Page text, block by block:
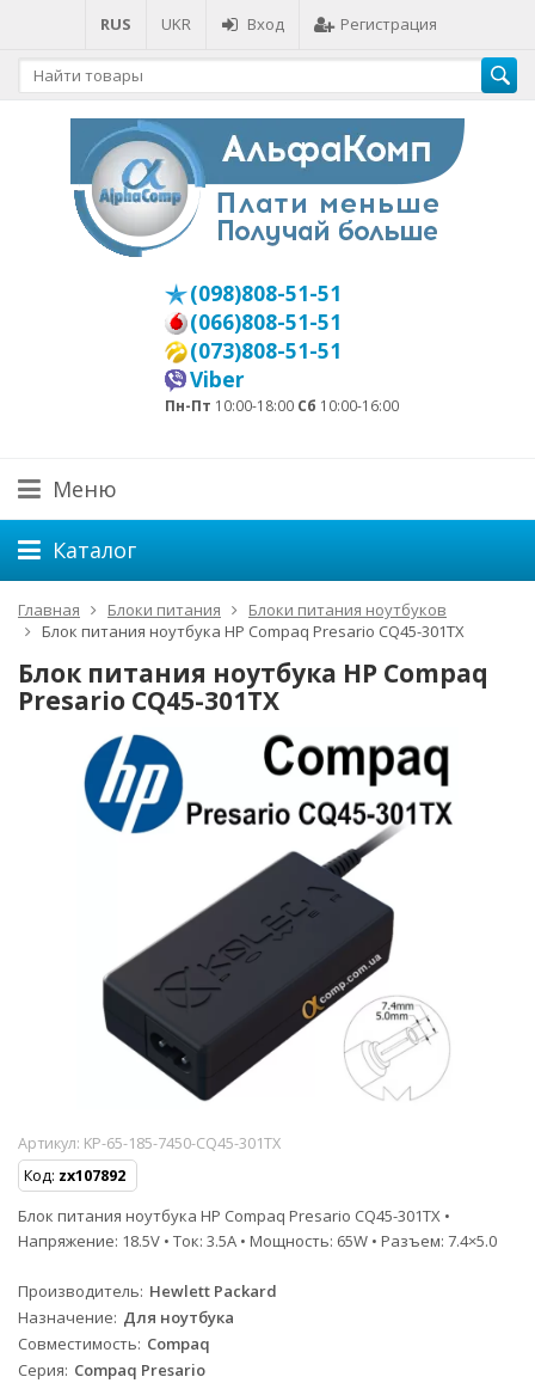
RUS UKR Вход Регистрация
(098)808-51-51
(066)808-51-51
(073)808-51-51
Viber
Пн-Пт 10:00-18:00 Сб 10:00-16:00
Меню
Каталог
Главная Блоки питания
Блоки питания ноутбуков
Блок питания ноутбука HP Compaq Presario CQ45-301TX
Блок питания ноутбука HP Compaq
Presario CQ45-301TX
Артикул: KP-65-185-7450-CQ45-301TX
Код: zx107892
Блок питания ноутбука HP Compaq Presario CQ45-301TX •
Напряжение: 18.5V • Ток: 3.5A • Мощность: 65W • Разъем: 7.4×5.0
Производитель Hewlett Packard
Назначение Для ноутбука
Совместимость Compaq
Серия Compaq Presario